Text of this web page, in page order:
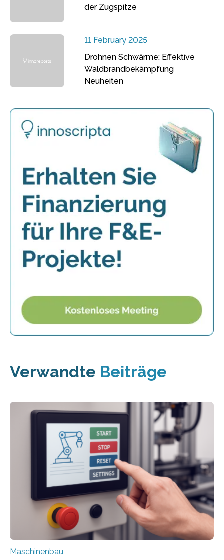
der Zugspitze
11 February 2025
Drohnen Schwärme: Effektive
Waldbrandbekämpfung
Neuheiten
Verwandte Beiträge
Maschinenbau